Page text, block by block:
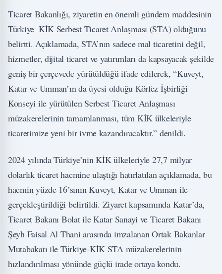
Ticaret Bakanlığı, ziyaretin en önemli gündem maddesinin
Türkiye–KİK Serbest Ticaret Anlaşması (STA) olduğunu
belirtti. Açıklamada, STA’nın sadece mal ticaretini değil,
hizmetler, dijital ticaret ve yatırımları da kapsayacak şekilde
geniş bir çerçevede yürütüldüğü ifade edilerek, “Kuveyt,
Katar ve Umman’ın da üyesi olduğu Körfez İşbirliği
Konseyi ile yürütülen Serbest Ticaret Anlaşması
müzakerelerinin tamamlanması, tüm KİK ülkeleriyle
ticaretimize yeni bir ivme kazandıracaktır.” denildi.
2024 yılında Türkiye’nin KİK ülkeleriyle 27,7 milyar
dolarlık ticaret hacmine ulaştığı hatırlatılan açıklamada, bu
hacmin yüzde 16’sının Kuveyt, Katar ve Umman ile
gerçekleştirildiği belirtildi. Ziyaret kapsamında Katar’da,
Ticaret Bakanı Bolat ile Katar Sanayi ve Ticaret Bakanı
Şeyh Faisal Al Thani arasında imzalanan Ortak Bakanlar
Mutabakatı ile Türkiye-KİK STA müzakerelerinin
hızlandırılması yönünde güçlü irade ortaya kondu.